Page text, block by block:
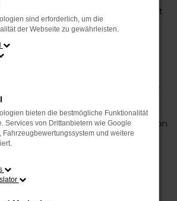
keinerlei Kompromisse eingeht
Detmold auf dem neuesten
sein möchte, landet
VW Taigo EU-Neuwagen.
vor allem in der aktuellen
und gilt in vielerlei
Wenn Sie Ihren VW Taigo EU-
bei Steinböhmer kaufen,
mehrfach. So bieten wir einen
und bringen eine Erfahrung von
in die Beratung mit ein. Darüber
bei jedem Kauf einen Rabatt
im zweistelligen
VW Taigo EU-Neuwagen für
auch im Leasing zu haben und
Prozent Ihren individuellen
sind erforderlich, um die
der Webseite zu gewährleisten.
bieten die bestmögliche Funktionalität
Services von Drittanbietern wie Google
Fahrzeugbewertungssystem und weitere